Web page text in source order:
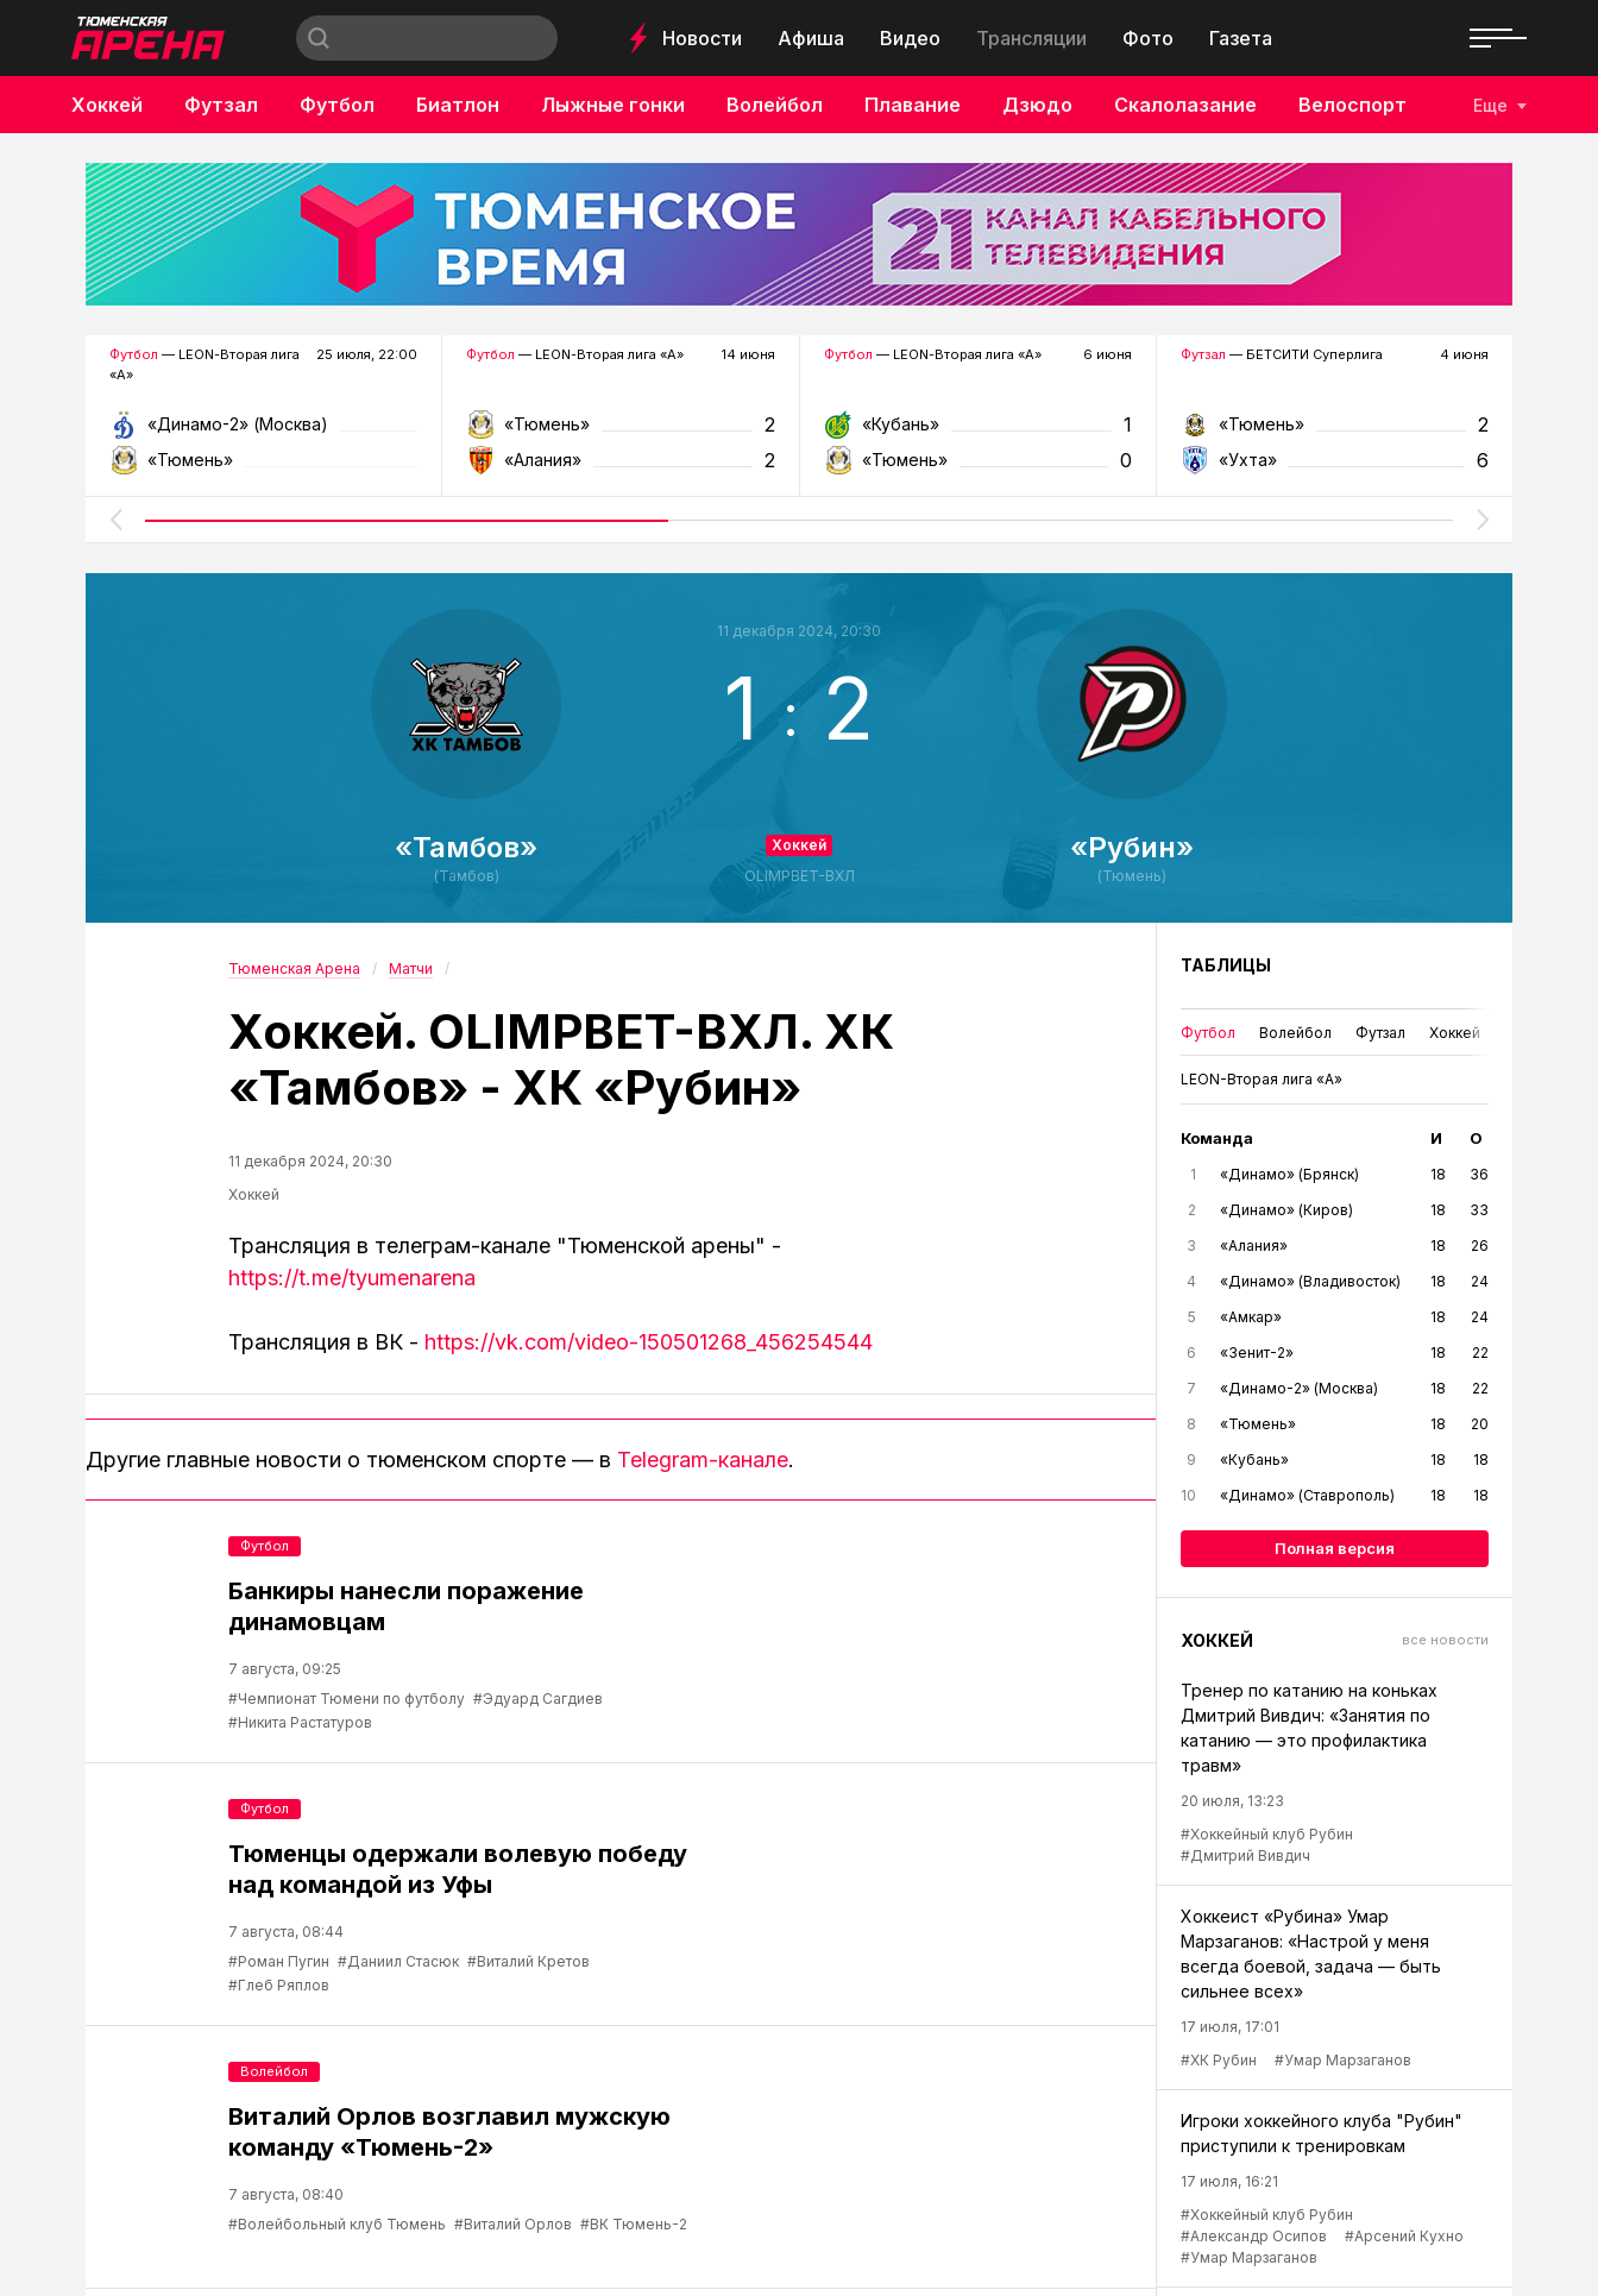
Новости Афиша Видео Трансляции Фото Газета
Хоккей Футзал Футбол Биатлон Лыжные гонки Волейбол Плавание Дзюдо Скалолазание Велоспорт
Бокс
Еще
Футбол — LEON-Вторая лига
«А»
25 июля, 22:00
«Динамо-2» (Москва)
«Тюмень»
Футбол — LEON-Вторая лига «А» 14 июня
«Тюмень» 2
«Алания» 2
Футбол — LEON-Вторая лига «А» 6 июня
«Кубань» 1
«Тюмень» 0
Футзал — БЕТСИТИ Суперлига 4 июня
«Тюмень» 2
«Ухта» 6
«Тамбов»
(Тамбов)
11 декабря 2024, 20:30
1 : 2
Хоккей
OLIMPBET-ВХЛ
«Рубин»
(Тюмень)
Тюменская Арена Матчи
Хоккей. OLIMPBET-ВХЛ. ХК
«Тамбов» - ХК «Рубин»
11 декабря 2024, 20:30
Хоккей
Трансляция в телеграм-канале "Тюменской арены" -
https://t.me/tyumenarena
Трансляция в ВК - https://vk.com/video-150501268_456254544
Другие главные новости о тюменском спорте — в Telegram-канале.
Банкиры нанесли поражение
динамовцам
7 августа, 09:25
#Чемпионат Тюмени по футболу #Эдуард Сагдиев
#Никита Растатуров
Футбол
Тюменцы одержали волевую победу
над командой из Уфы
7 августа, 08:44
#Роман Пугин #Даниил Стасюк #Виталий Кретов
#Глеб Ряплов
Футбол
Виталий Орлов возглавил мужскую
команду «Тюмень-2»
7 августа, 08:40
#Волейбольный клуб Тюмень #Виталий Орлов #ВК Тюмень-2
Волейбол
ТАБЛИЦЫ
Футбол Волейбол Футзал Хоккей
LEON-Вторая лига «А»
Команда И О
1 «Динамо» (Брянск) 18
36
2
«Динамо» (Киров) 18
33
3
«Алания» 18
26
4
«Динамо» (Владивосток) 18
24
5
«Амкар» 18
24
6
«Зенит-2» 18
22
7
«Динамо-2» (Москва) 18
22
8
«Тюмень» 18
20
9
«Кубань» 18
18
10
«Динамо» (Ставрополь) 18 18
Полная версия
ХОККЕЙ все новости
Тренер по катанию на коньках
Дмитрий Вивдич: «Занятия по
катанию — это профилактика
травм»
20 июля, 13:23
#Хоккейный клуб Рубин
#Дмитрий Вивдич
Хоккеист «Рубина» Умар
Марзаганов: «Настрой у меня
всегда боевой, задача — быть
сильнее всех»
17 июля, 17:01
#ХК Рубин
#Умар Марзаганов
Игроки хоккейного клуба "Рубин"
приступили к тренировкам
17 июля, 16:21
#Хоккейный клуб Рубин
#Александр Осипов
#Арсений Кухно
#Умар Марзаганов